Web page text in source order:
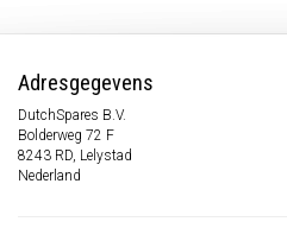
Adresgegevens
DutchSpares B.V.
Bolderweg 72 F
8243 RD, Lelystad
Nederland